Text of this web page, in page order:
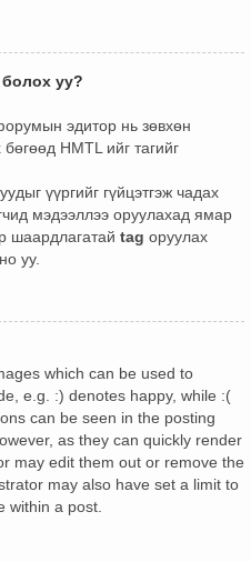
уу?
эдитор нь зөвхөн
HMTL ийг тагийг
үүргийг гүйцэтгэж чадах
мэдээллээ оруулахад ямар
шаардлагатай tag оруулах
уу.
which can be used to
e.g. :) denotes happy, while :(
can be seen in the posting
as they can quickly render
may edit them out or remove the
may also have set a limit to
within a post.